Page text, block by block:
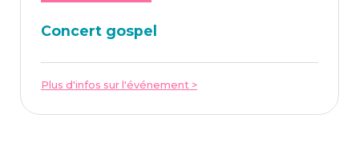
Concert gos­pel
Plus d'infos sur l'événement >